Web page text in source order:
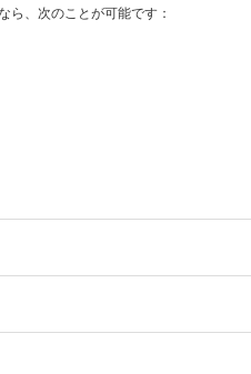
ら、次のことが可能です：